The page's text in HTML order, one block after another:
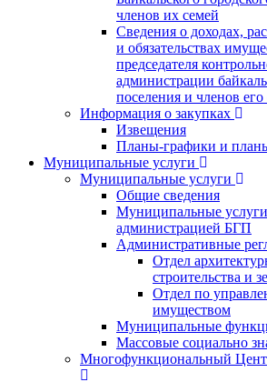
членов их семей
Сведения о доходах,
и обязательствах
председателя
администрации
поселения и членов его
Информация о закупках
Извещения
Планы-графики и
Муниципальные услуги
Муниципальные услуги
Общие сведения
Муниципальные
администрацией БГП
Административные
Отдел
строительства и
Отдел по
имуществом
Муниципальные
Массовые социально
Многофункциональный